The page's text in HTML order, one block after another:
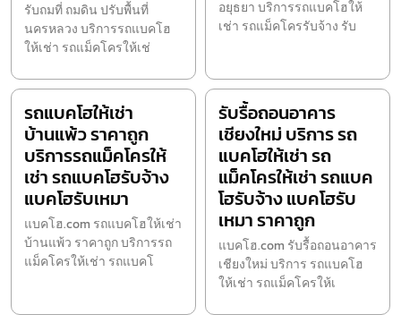
รับถมที่ ถมดิน ปรับพื้นที่
นครหลวง บริการรถแบคโฮ
ให้เช่า รถแม็คโครให้เช่
อยุธยา บริการรถแบคโฮให้
เช่า รถแม็คโครรับจ้าง รับ
รถแบคโฮให้เช่า
บ้านแพ้ว ราคาถูก
บริการรถแม็คโครให้
เช่า รถแบคโฮรับจ้าง
แบคโฮรับเหมา
แบคโฮ.com รถแบคโฮให้เช่า
บ้านแพ้ว ราคาถูก บริการรถ
แม็คโครให้เช่า รถแบคโ
รับรื้อถอนอาคาร
เชียงใหม่ บริการ รถ
แบคโฮให้เช่า รถ
แม็คโครให้เช่า รถแบค
โฮรับจ้าง แบคโฮรับ
เหมา ราคาถูก
แบคโฮ.com รับรื้อถอนอาคาร
เชียงใหม่ บริการ รถแบคโฮ
ให้เช่า รถแม็คโครให้เ